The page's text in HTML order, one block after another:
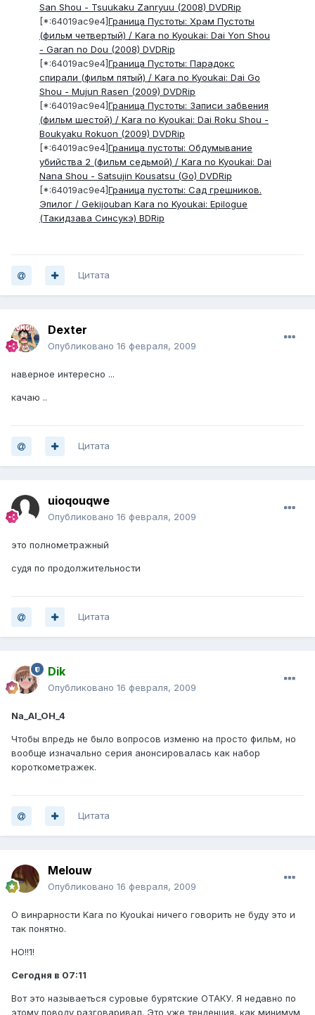
San Shou - Tsuukaku Zanryuu (2008) DVDRip
[*:64019ac9e4]Граница Пустоты: Храм Пустоты
(фильм четвертый) / Kara no Kyoukai: Dai Yon Shou
- Garan no Dou (2008) DVDRip
[*:64019ac9e4]Граница Пустоты: Парадокс
спирали (фильм пятый) / Kara no Kyoukai: Dai Go
Shou - Mujun Rasen (2009) DVDRip
[*:64019ac9e4]Граница Пустоты: Записи забвения
(фильм шестой) / Kara no Kyoukai: Dai Roku Shou -
Boukyaku Rokuon (2009) DVDRip
[*:64019ac9e4]Граница пустоты: Обдумывание
убийства 2 (фильм седьмой) / Kara no Kyoukai: Dai
Nana Shou - Satsujin Kousatsu (Go) DVDRip
[*:64019ac9e4]Граница пустоты: Сад грешников.
Эпилог / Gekijouban Kara no Kyoukai: Epilogue
(Такидзава Синсукэ) BDRip
Цитата
Dexter
Опубликовано 16 февраля, 2009
наверное интересно ...
качаю ..
Цитата
uioqouqwe
Опубликовано 16 февраля, 2009
это полнометражный
судя по продолжительности
Цитата
Dik
Опубликовано 16 февраля, 2009
Na_Al_OH_4
Чтобы впредь не было вопросов изменю на просто фильм, но
вообще изначально серия анонсировалась как набор
короткометражек.
Цитата
Melouw
Опубликовано 16 февраля, 2009
О винрарности Kara no Kyoukai ничего говорить не буду это и
так понятно.
НО!!1!
Сегодня в 07:11
Вот это называеться суровые бурятские ОТАКУ. Я недавно по
этому поводу разговаривал. Это уже тенденция, как минимум